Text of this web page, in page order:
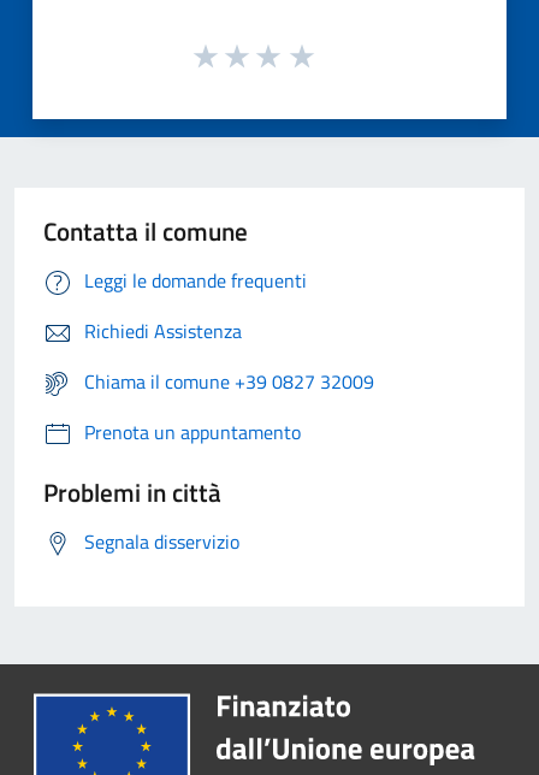
Contatta il comune
Leggi le domande frequenti
Richiedi Assistenza
Chiama il comune +39 0827 32009
Prenota un appuntamento
Problemi in città
Segnala disservizio